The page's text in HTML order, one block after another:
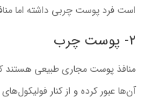
است فرد پوست چربی داشته اما
2- پوست چرب
منافذ پوست مجاری طبیعی هستند
آن‌ها عبور کرده و از کنار